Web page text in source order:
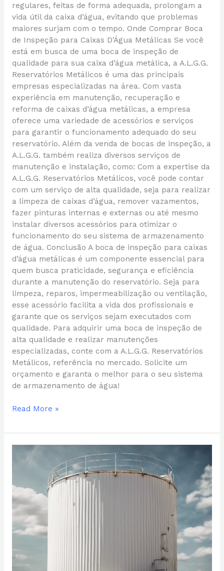
regulares, feitas de forma adequada, prolongam a
vida útil da caixa d’água, evitando que problemas
maiores surjam com o tempo. Onde Comprar Boca
de Inspeção para Caixas D’Água Metálicas Se você
está em busca de uma boca de inspeção de
qualidade para sua caixa d’água metálica, a A.L.G.G.
Reservatórios Metálicos é uma das principais
empresas especializadas na área. Com vasta
experiência em manutenção, recuperação e
reforma de caixas d’água metálicas, a empresa
oferece uma variedade de acessórios e serviços
para garantir o funcionamento adequado do seu
reservatório. Além da venda de bocas de inspeção, a
A.L.G.G. também realiza diversos serviços de
manutenção e instalação, como: Com a expertise da
A.L.G.G. Reservatórios Metálicos, você pode contar
com um serviço de alta qualidade, seja para realizar
a limpeza de caixas d’água, remover vazamentos,
fazer pinturas internas e externas ou até mesmo
instalar diversos acessórios para otimizar o
funcionamento do seu sistema de armazenamento
de água. Conclusão A boca de inspeção para caixas
d’água metálicas é um componente essencial para
quem busca praticidade, segurança e eficiência
durante a manutenção do reservatório. Seja para
limpeza, reparos, impermeabilização ou ventilação,
esse acessório facilita a vida dos profissionais e
garante que os serviços sejam executados com
qualidade. Para adquirir uma boca de inspeção de
alta qualidade e realizar manutenções
especializadas, conte com a A.L.G.G. Reservatórios
Metálicos, referência no mercado. Solicite um
orçamento e garanta o melhor para o seu sistema
de armazenamento de água!
Read More »
Manutenção
d’água